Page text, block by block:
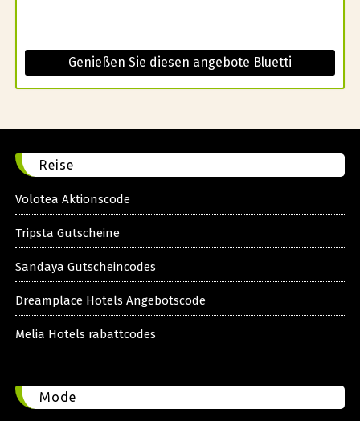
Genießen Sie diesen angebote Bluetti
Reise
Volotea Aktionscode
Tripsta Gutscheine
Sandaya Gutscheincodes
Dreamplace Hotels Angebotscode
Melia Hotels rabattcodes
Mode